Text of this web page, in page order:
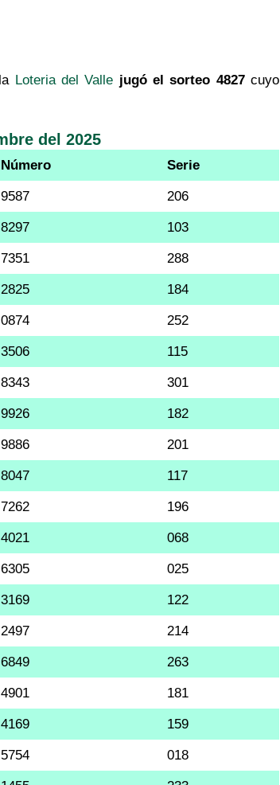
la Loteria del Valle jugó el sorteo 4827cuyo
del 2025
Número Serie
9587 206
8297 103
7351 288
2825 184
0874 252
3506 115
8343 301
9926 182
9886 201
8047 117
7262 196
4021 068
6305 025
3169 122
2497 214
6849 263
4901 181
4169 159
5754 018